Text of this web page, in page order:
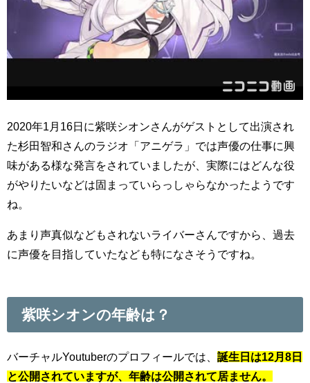
2020年1月16日に紫咲シオンさんがゲストとして出演され
た杉田智和さんのラジオ「アニゲラ」では声優の仕事に興
味がある様な発言をされていましたが、実際にはどんな役
がやりたいなどは固まっていらっしゃらなかったようです
ね。
あまり声真似などもされないライバーさんですから、過去
に声優を目指していたなども特になさそうですね。
紫咲シオンの年齢は？
バーチャルYoutuberのプロフィールでは、 誕生日は12月8日
と公開されていますが、年齢は公開されて居ません。